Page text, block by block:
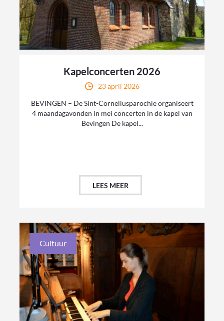
Kapelconcerten 2026
23 april 2026
BEVINGEN – De Sint-Corneliusparochie organiseert
4 maandagavonden in mei concerten in de kapel van
Bevingen De kapel...
LEES MEER
Cultuur